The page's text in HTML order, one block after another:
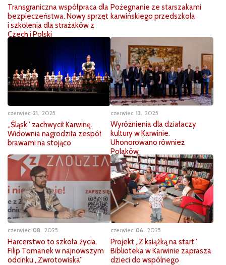
Transgraniczna współpraca dla
bezpieczeństwa. Nowy sprzęt
i szkolenia dla strażaków z
Czech i Polski
Pożegnanie ze starszakami
karwińskiego przedszkola
czerwiec 21 2025
„Śląsk” zachwycił Karwinę.
Widownia nagrodziła zespół
brawami na stojąco
czerwiec 13 2025
Wyróżnienia dla działaczy
kultury w Karwinie.
Uhonorowano również
Polaków
czerwiec 08 2025
Harcerstwo to szkoła życia.
Filip Tomanek w najnowszym
odcinku „Zwrotowiska”
czerwiec 06 2025
Projekt „Z książką na start”.
Biblioteka w Karwinie zaprasza
dzieci do wspólnego